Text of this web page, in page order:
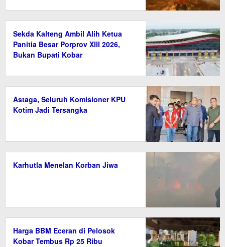
Sekda Kalteng Ambil Alih Ketua
Panitia Besar Porprov XIII 2026,
Bukan Bupati Kobar
Astaga, Seluruh Komisioner KPU
Kotim Jadi Tersangka
Karhutla Menelan Korban Jiwa
Harga BBM Eceran di Pelosok
Kobar Tembus Rp 25 Ribu